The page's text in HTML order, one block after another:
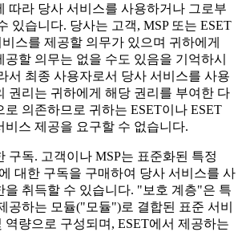
따라 당사 서비스를 사용하거나 그로부
있습니다. 당사는 고객, MSP 또는 ESET
스를 제공할 의무가 있으며 귀하에게
할 의무는 없을 수도 있음을 기억하시
서 최종 사용자로서 당사 서비스를 사용
권리는 귀하에게 해당 권리를 부여한 다
로 의존하므로 귀하는 ESET이나 ESET
비스 제공을 요구할 수 없습니다.
구독. 고객이나 MSP는 표준화된 특정
대한 구독을 구매하여 당사 서비스를 사
을 취득할 수 있습니다. "보호 계층"은 특
공하는 모듈("모듈")로 결합된 표준 서비
역량으로 구성되며, ESET에서 제공하는